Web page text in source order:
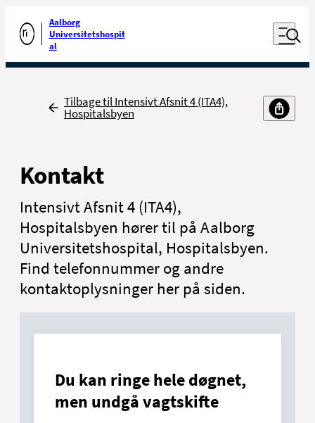
Gå til forsiden
Aalborg
Universitetshospit
al
Åben
Udfør søgning
Tilbage
Tilbage til Intensivt Afsnit 4 (ITA4),
Hospitalsbyen
Kontakt
Intensivt Afsnit 4 (ITA4),
Hospitalsbyen hører til på Aalborg
Universitetshospital, Hospitalsbyen.
Find telefonnummer og andre
kontaktoplysninger her på siden.
Du kan ringe hele døgnet,
men undgå vagtskifte